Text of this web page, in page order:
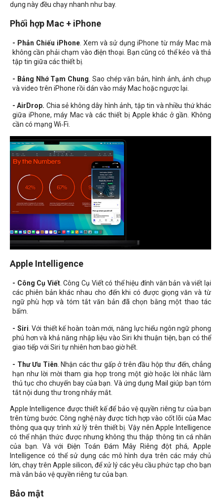
dụng này đều chạy nhanh như bay.
Phối hợp Mac + iPhone
- Phản Chiếu iPhone . Xem và sử dụng iPhone từ máy Mac mà
không cần phải chạm vào điện thoại. Bạn cũng có thể kéo và thả
tập tin giữa các thiết bị.
- Bảng Nhớ Tạm Chung . Sao chép văn bản, hình ảnh, ảnh chụp
và video trên iPhone rồi dán vào máy Mac hoặc ngược lại.
- AirDrop. Chia sẻ không dây hình ảnh, tập tin và nhiều thứ khác
giữa iPhone, máy Mac và các thiết bị Apple khác ở gần. Không
cần có mạng Wi‑Fi.
Apple Intelligence
- Công Cụ Viết. Công Cụ Viết có thể hiệu đính văn bản và viết lại
các phiên bản khác nhau cho đến khi có được giọng văn và từ
ngữ phù hợp và tóm tắt văn bản đã chọn bằng một thao tác
bấm.
- Siri . Với thiết kế hoàn toàn mới, năng lực hiểu ngôn ngữ phong
phú hơn và khả năng nhập liệu vào Siri khi thuận tiện, bạn có thể
giao tiếp với Siri tự nhiên hơn bao giờ hết.
- Thư Ưu Tiên . Nhận các thư gấp ở trên đầu hộp thư đến, chẳng
hạn như lời mời tham gia họp trong một giờ hoặc lời nhắc làm
thủ tục cho chuyến bay của bạn. Và ứng dụng Mail giúp bạn tóm
tắt nội dung thư trong nháy mắt.
Apple Intelligence được thiết kế để bảo vệ quyền riêng tư của bạn
trên từng bước. Công nghệ này được tích hợp vào cốt lõi của Mac
thông qua quy trình xử lý trên thiết bị. Vậy nên Apple Intelligence
có thể nhận thức được nhưng không thu thập thông tin cá nhân
của bạn. Và với Điện Toán Đám Mây Riêng đột phá, Apple
Intelligence có thể sử dụng các mô hình dựa trên các máy chủ
lớn, chạy trên Apple silicon, để xử lý các yêu cầu phức tạp cho bạn
mà vẫn bảo vệ quyền riêng tư của bạn.
Bảo mật